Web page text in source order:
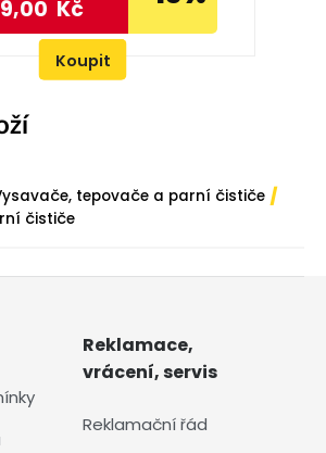
Kč
Koupit
tepovače a parní čističe /
čističe
Reklamace,
vrácení, servis
Reklamační řád